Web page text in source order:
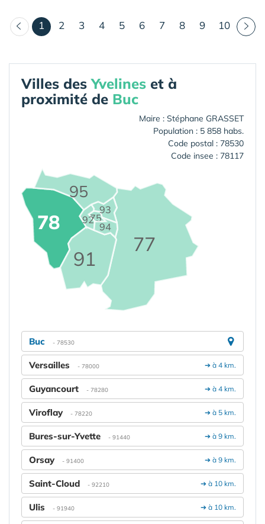
1 (courant)
2 3 4 5 6 7 8 9 10
Villes desYvelines et à
proximité de Buc
Maire : Stéphane GRASSET
Population : 5 858 habs.
Code postal : 78530
Code insee : 78117
75
77
78
91
92
93
94
95
Buc - 78530
➔ à 4 km.
Versailles - 78000
➔ à 4 km.
Guyancourt - 78280
➔ à 5 km.
Viroflay - 78220
➔ à 9 km.
Bures-sur-Yvette - 91440
➔ à 9 km.
Orsay - 91400
➔ à 10 km.
Saint-Cloud - 92210
➔ à 10 km.
Ulis - 91940